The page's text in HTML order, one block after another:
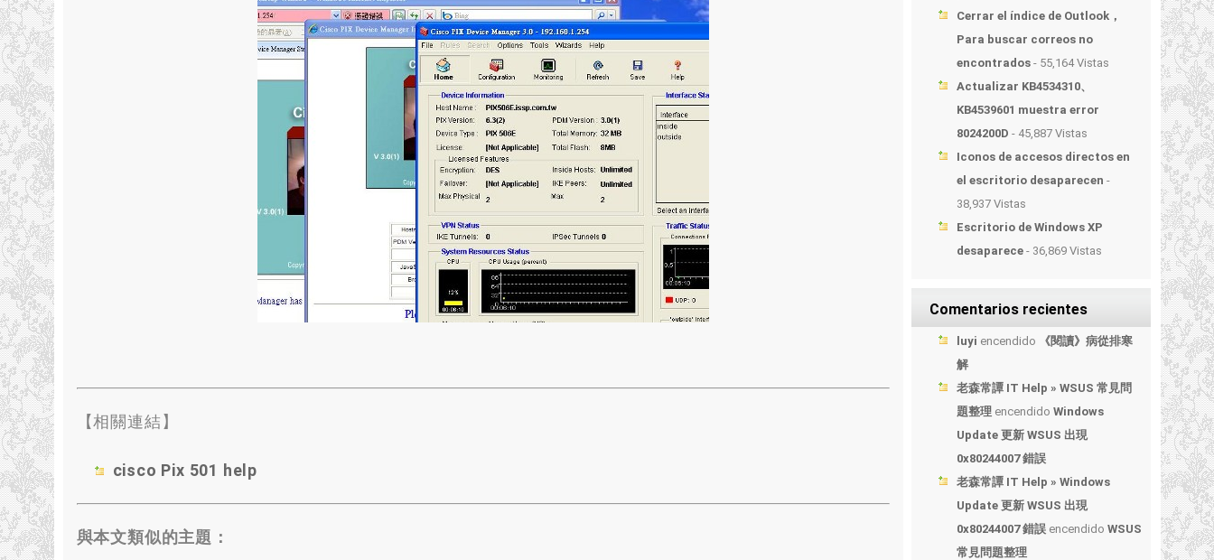
【相關連結】
cisco Pix 501 help
與本文類似的主題：
Cerrar el índice de Outlook，
Para buscar correos no
encontrados - 55,164 Vistas
Actualizar KB4534310、
KB4539601 muestra error
8024200D - 45,887 Vistas
Iconos de accesos directos en
el escritorio desaparecen -
38,937 Vistas
Escritorio de Windows XP
desaparece - 36,869 Vistas
Comentarios recientes
luyi encendido
《閱讀》病從排寒
解
老森常譚 IT Help » WSUS 常見問
題整理 encendido Windows
Update 更新 WSUS 出現
0x80244007 錯誤
老森常譚 IT Help » Windows
Update 更新 WSUS 出現
0x80244007 錯誤 encendido WSUS
常見問題整理